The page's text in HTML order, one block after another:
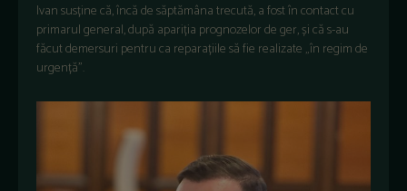
Ivan susține că, încă de săptămâna trecută, a fost în contact cu
primarul general, după apariția prognozelor de ger, și că s-au
făcut demersuri pentru ca reparațiile să fie realizate „în regim de
urgență”.